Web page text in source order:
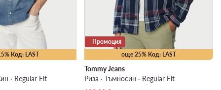
Код: LAST
· Regular Fit
още 25% Код: LAST
Промоция
Tommy Jeans
Риза · Тъмносин · Regular Fit